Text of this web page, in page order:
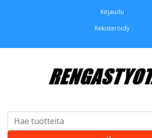
Kirjaudu
Rekisteröidy